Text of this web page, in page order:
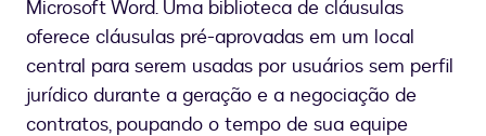
Microsoft Word. Uma biblioteca de cláusulas
oferece cláusulas pré-aprovadas em um local
central para serem usadas por usuários sem perfil
jurídico durante a geração e a negociação de
contratos, poupando o tempo de sua equipe